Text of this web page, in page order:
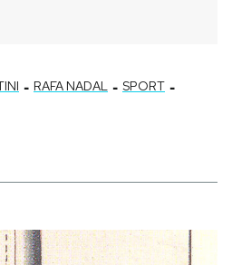
- RAFA NADAL - SPORT -